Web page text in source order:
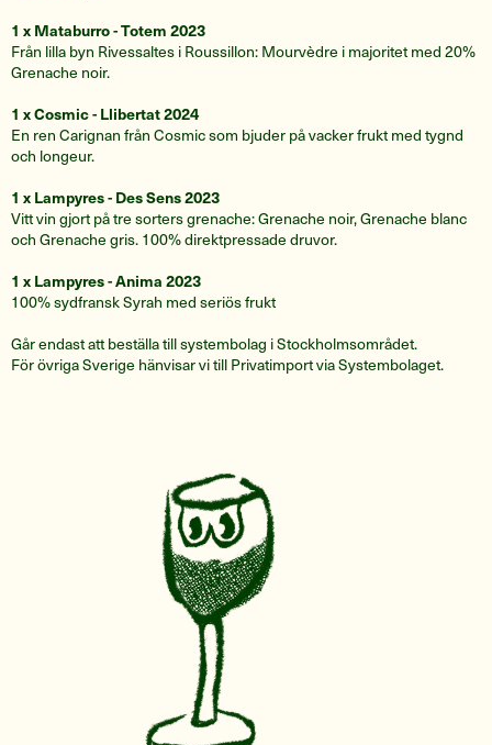
1 x Mataburro - Totem 2023
Från lilla byn Rivessaltes i Roussillon: Mourvèdre i majoritet med 20%
Grenache noir.
1 x Cosmic - Llibertat 2024
En ren Carignan från Cosmic som bjuder på vacker frukt med tygnd
och longeur.
1 x Lampyres - Des Sens 2023
Vitt vin gjort på tre sorters grenache: Grenache noir, Grenache blanc
och Grenache gris. 100% direktpressade druvor.
1 x Lampyres - Anima 2023
100% sydfransk Syrah med seriös frukt
Går endast att beställa till systembolag i Stockholmsområdet.
För övriga Sverige hänvisar vi till Privatimport via Systembolaget.